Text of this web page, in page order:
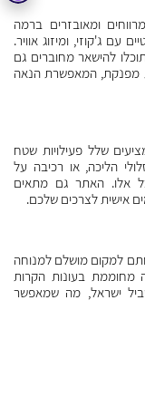
ומאובזרים ברמה
עם ג'קוזי, ומיזוג אוויר.
להישאר מחוברים גם
מפנקת, המאפשרת הנאה
שלל פעילויות שטח
הליכה, או רכיבה על
אלו. האתר גם מתאים
אישית לצרכים שלכם.
למקום מושלם למנוחה
מחוממת בעונות הקרות
ישראל, מה שמאפשר